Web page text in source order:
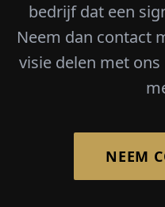
bedrijf dat een
Neem dan contact
visie delen met
NEEM